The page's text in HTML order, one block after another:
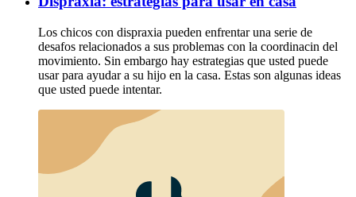
Los chicos con dispraxia pueden enfrentar una serie de
desafos relacionados a sus problemas con la coordinacin del
movimiento. Sin embargo hay estrategias que usted puede
usar para ayudar a su hijo en la casa. Estas son algunas ideas
que usted puede intentar.